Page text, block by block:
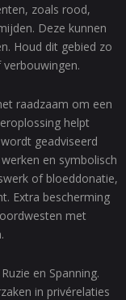
zoals rood,
Deze kunnen
Houd dit gebied zo
raadzaam om een
helpt
geadviseerd
en symbolisch
of bloeddonatie,
Extra bescherming
met
en Spanning.
in privérelaties